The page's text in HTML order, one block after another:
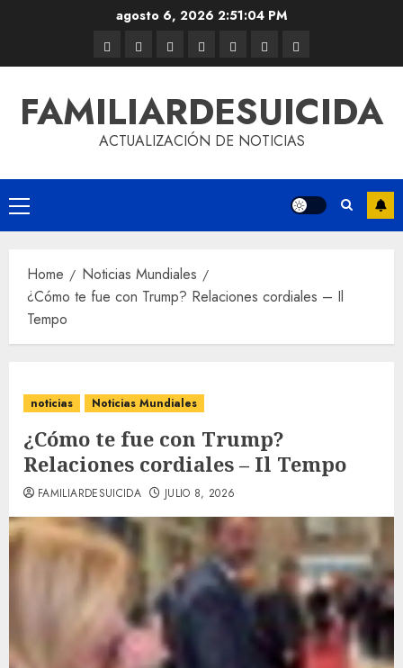
agosto 6, 2026 2:51:04 PM
FAMILIARDESUICIDA
ACTUALIZACIÓN DE NOTICIAS
Home
Noticias Mundiales
¿Cómo te fue con Trump? Relaciones cordiales – Il
Tempo
noticias Noticias Mundiales
¿Cómo te fue con Trump?
Relaciones cordiales – Il Tempo
FAMILIARDESUICIDA JULIO 8, 2026